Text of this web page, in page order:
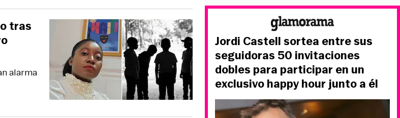
alarma
tras
Jordi Castell sortea entre sus
seguidoras 50 invitaciones
dobles para participar en un
exclusivo happy hour junto a él